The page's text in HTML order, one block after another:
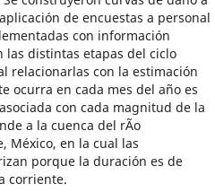
de encuestas a personal
con información
las distintas etapas del ciclo
relacionarlas con la estimación
ocurra en cada mes del año es
con cada magnitud de la
a la cuenca del rÃ­o
México, en la cual las
porque la duración es de
corriente.